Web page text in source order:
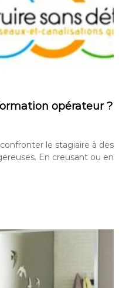
opérateur ?
le stagiaire à des
En creusant ou en